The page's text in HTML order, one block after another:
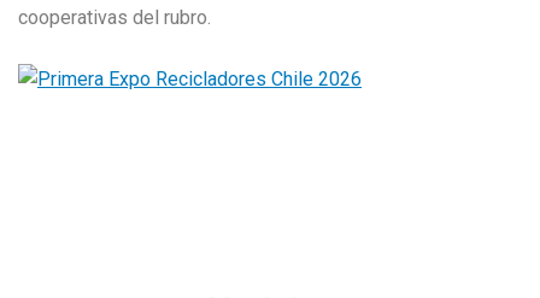
cooperativas del rubro.